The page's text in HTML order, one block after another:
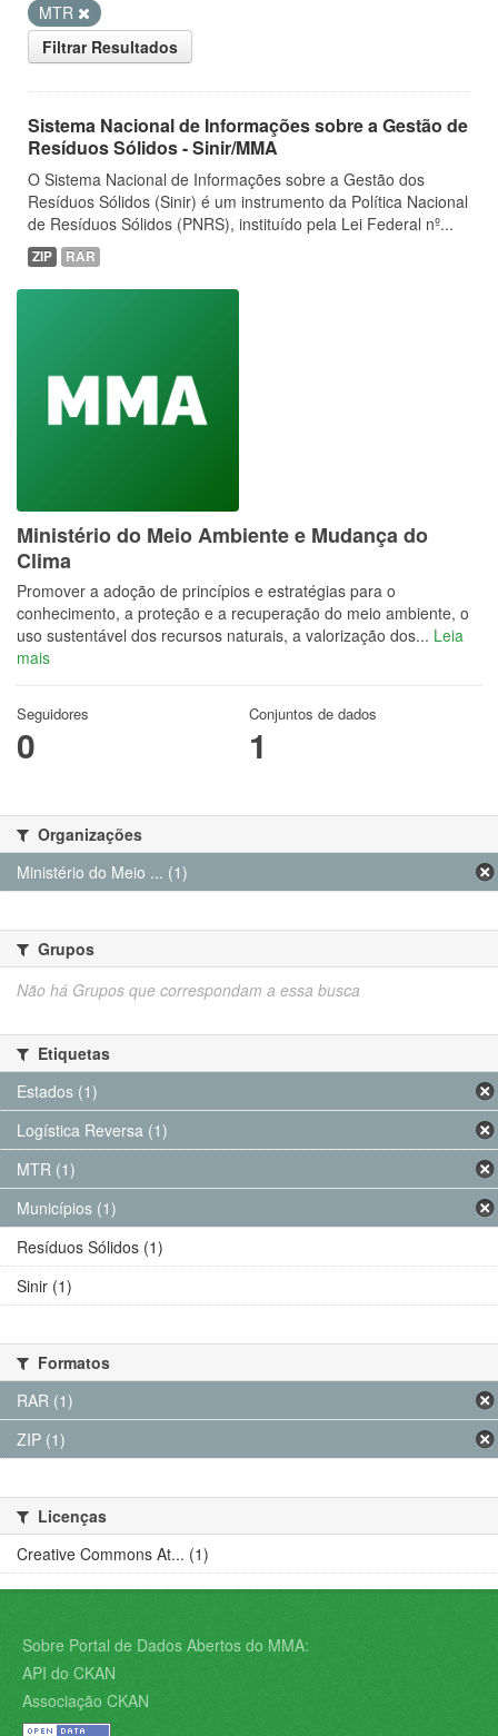
MTR
Filtrar Resultados
Sistema Nacional de Informações sobre a Gestão de
Resíduos Sólidos - Sinir/MMA
O Sistema Nacional de Informações sobre a Gestão dos
Resíduos Sólidos (Sinir) é um instrumento da Política Nacional
de Resíduos Sólidos (PNRS), instituído pela Lei Federal nº...
ZIP RAR
Ministério do Meio Ambiente e Mudança do
Clima
Promover a adoção de princípios e estratégias para o
conhecimento, a proteção e a recuperação do meio ambiente, o
uso sustentável dos recursos naturais, a valorização dos... Leia
mais
Seguidores
0
Conjuntos de dados
1
Organizações
Ministério do Meio ... (1)
Grupos
Não há Grupos que correspondam a essa busca
Etiquetas
Estados (1)
Logística Reversa (1)
MTR (1)
Municípios (1)
Resíduos Sólidos (1)
Sinir (1)
Formatos
RAR (1)
ZIP (1)
Licenças
Creative Commons At... (1)
Sobre Portal de Dados Abertos do MMA:
API do CKAN
Associação CKAN